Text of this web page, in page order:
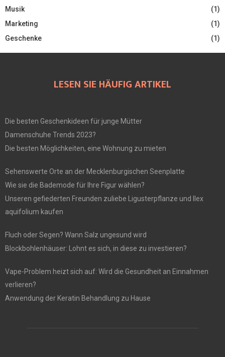
Musik
(1)
Marketing
(1)
Geschenke
(1)
LESEN SIE HÄUFIG ARTIKEL
Die besten Geschenkideen für junge Mütter
Damenschuhe Trends 2023?
Die besten Möglichkeiten, eine Wohnung zu mieten
Sehenswerte Orte an der Mecklenburgischen Seenplatte
Wie sie die Bademode für Ihre Figur wählen?
Unseren gefiederten Freunden zuliebe Ligusterpflanze und Ilex
aquifolium kaufen
Fluch oder Segen? Wann Salz ungesund wird
Blockbohlenhäuser: Lohnt es sich, in diese zu investieren?
Vape-Problem heizt sich auf: Wird die Gesundheit an Einnahmen
verlieren?
Anwendung der Keratin Behandlung zu Hause